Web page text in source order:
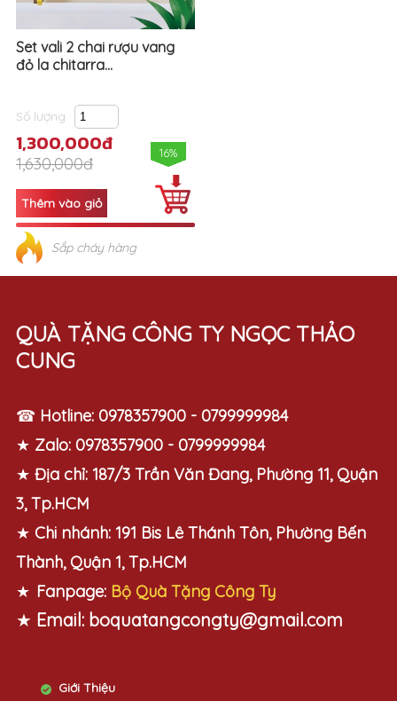
Set vali 2 chai rượu vang
đỏ la chitarra...
Số lượng
1,300,000đ
1,630,000đ
16%
Sắp cháy hàng
QUÀ TẶNG CÔNG TY NGỌC THẢO
CUNG
☎ Hotline: 0978357900 - 0799999984
★ Zalo: 0978357900 - 0799999984
★ Địa chỉ: 187/3 Trần Văn Đang, Phường 11, Quận
3, Tp.HCM
★ Chi nhánh: 191 Bis Lê Thánh Tôn, Phường Bến
Thành, Quận 1, Tp.HCM
★ Fanpage: Bộ Quà Tặng Công Ty
★ Email: boquatangcongty@gmail.com
Giới Thiệu